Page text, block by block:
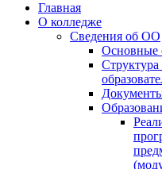
Главная
О колледже
Сведения об ОО
Основные